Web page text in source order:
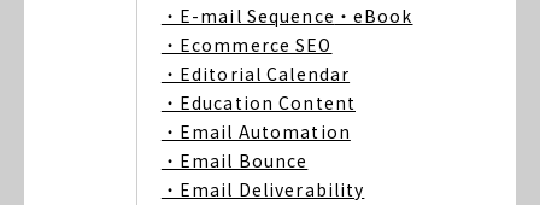
・E-mail Sequence ・eBook
・Ecommerce SEO
・Editorial Calendar
・Education Content
・Email Automation
・Email Bounce
・Email Deliverability